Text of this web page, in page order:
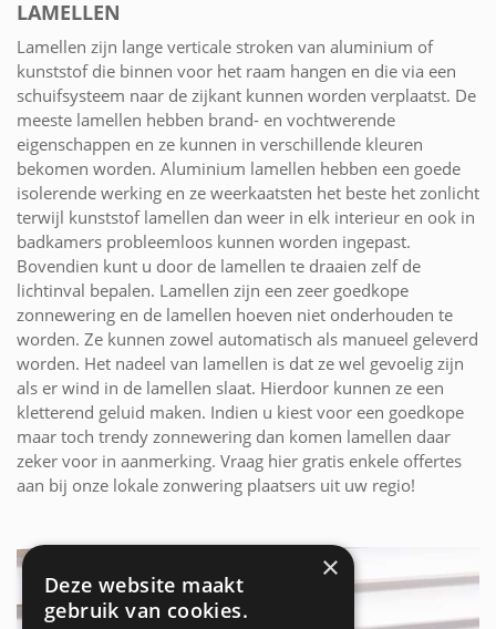
LAMELLEN
Lamellen zijn lange verticale stroken van aluminium of
kunststof die binnen voor het raam hangen en die via een
schuifsysteem naar de zijkant kunnen worden verplaatst. De
meeste lamellen hebben brand- en vochtwerende
eigenschappen en ze kunnen in verschillende kleuren
bekomen worden. Aluminium lamellen hebben een goede
isolerende werking en ze weerkaatsten het beste het zonlicht
terwijl kunststof lamellen dan weer in elk interieur en ook in
badkamers probleemloos kunnen worden ingepast.
Bovendien kunt u door de lamellen te draaien zelf de
lichtinval bepalen. Lamellen zijn een zeer goedkope
zonnewering en de lamellen hoeven niet onderhouden te
worden. Ze kunnen zowel automatisch als manueel geleverd
worden. Het nadeel van lamellen is dat ze wel gevoelig zijn
als er wind in de lamellen slaat. Hierdoor kunnen ze een
kletterend geluid maken. Indien u kiest voor een goedkope
maar toch trendy zonnewering dan komen lamellen daar
zeker voor in aanmerking. Vraag hier gratis enkele offertes
aan bij onze lokale zonwering plaatsers uit uw regio!
×
Deze website maakt
gebruik van cookies.